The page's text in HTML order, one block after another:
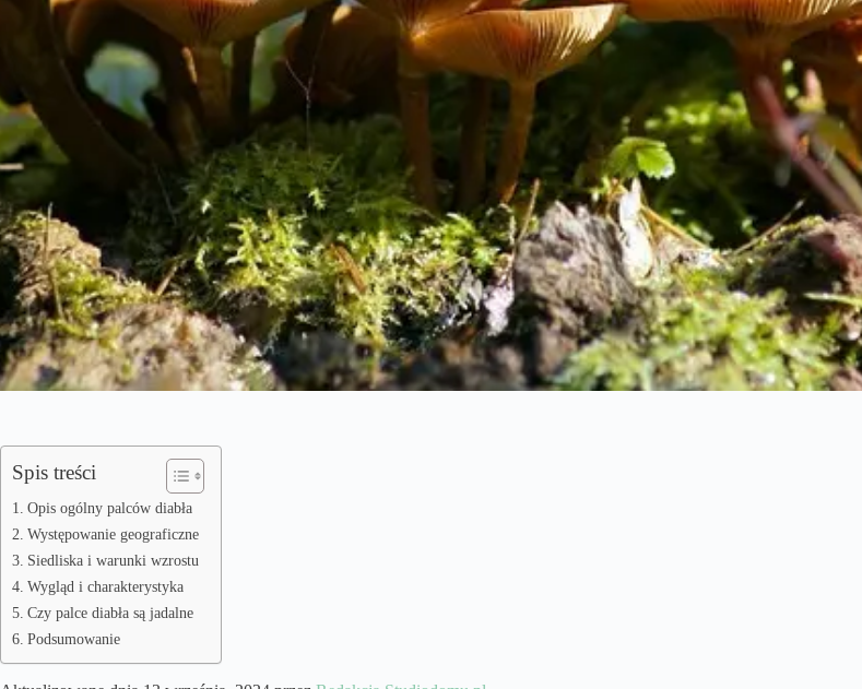
Spis treści
Opis ogólny palców diabła
Występowanie geograficzne
Siedliska i warunki wzrostu
Wygląd i charakterystyka
Czy palce diabła są jadalne
Podsumowanie